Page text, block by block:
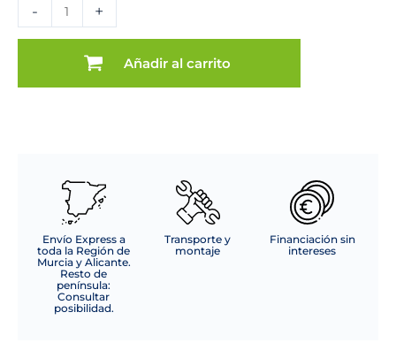
-
REDONDO
C/PIEBLANCO
+
Añadir al carrito
Envío Express a
toda la Región de
Murcia y Alicante.
Resto de
península:
Consultar
posibilidad.
Transporte y
montaje
Financiación sin
intereses